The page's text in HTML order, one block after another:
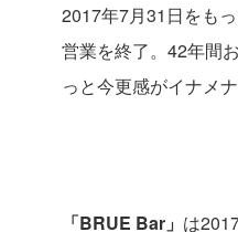
2017年7月31 日をも
営業を終了。 42年間
っと今更感がイナメ
「BRUE Bar 」 は